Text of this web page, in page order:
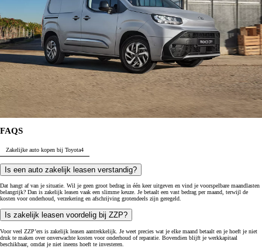
FAQS
Zakelijke auto kopen bij Toyota4
Is een auto zakelijk leasen verstandig?
Dat hangt af van je situatie. Wil je geen groot bedrag in één keer uitgeven en vind je voorspelbare maandlasten
belangrijk? Dan is zakelijk leasen vaak een slimme keuze. Je betaalt een vast bedrag per maand, terwijl de
kosten voor onderhoud, verzekering en afschrijving grotendeels zijn geregeld.
Is zakelijk leasen voordelig bij ZZP?
Voor veel ZZP’ers is zakelijk leasen aantrekkelijk. Je weet precies wat je elke maand betaalt en je hoeft je niet
druk te maken over onverwachte kosten voor onderhoud of reparatie. Bovendien blijft je werkkapitaal
beschikbaar, omdat je niet ineens hoeft te investeren.